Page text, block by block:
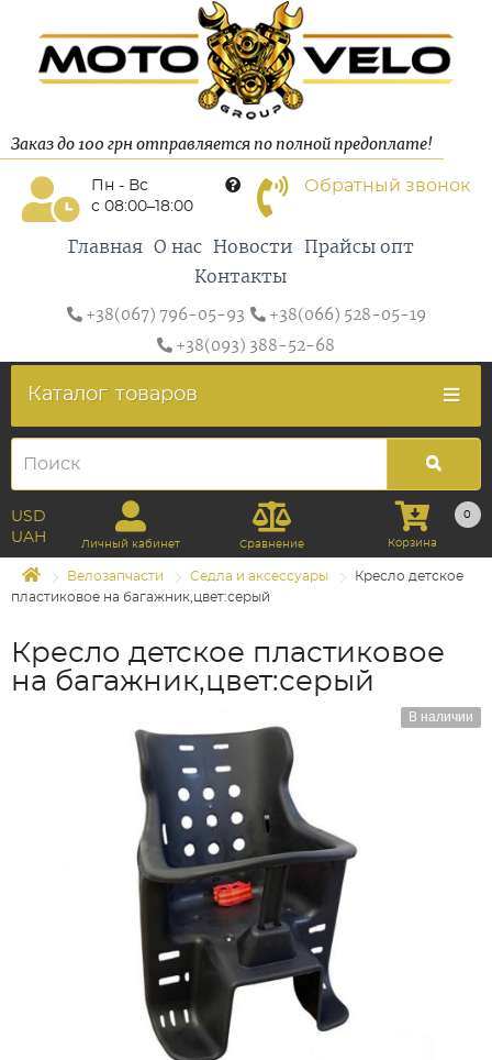
Заказ до 100 грн отправляется по полной предоплате!
Пн - Вс
с 08:00–18:00
Обратный звонок
Главная О нас Новости
Прайсы опт
Контакты
+38(067) 796-05-93
+38(066) 528-05-19
+38(093) 388-52-68
Каталог товаров
USD
UAH
Личный кабинет Сравнение
0
Корзина
Велозапчасти Седла и аксессуары
Кресло детское
пластиковое на багажник,цвет:серый
Кресло детское пластиковое
на багажник,цвет:серый
В наличии